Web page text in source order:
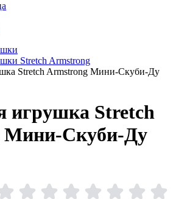
Stretch Armstrong
Stretch Armstrong Мини-Скуби-Ду
игрушка Stretch
Мини-Скуби-Ду